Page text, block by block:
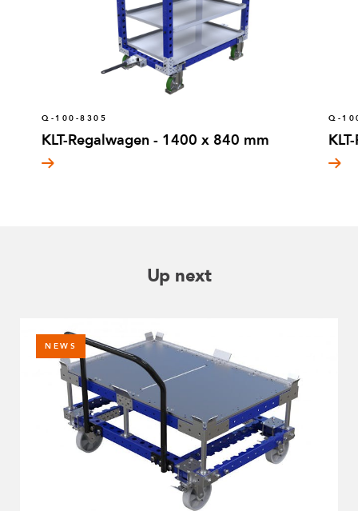
Q-100-8305
KLT-Regalwagen - 1400 x 840 mm
Q-
Up next
NEWS